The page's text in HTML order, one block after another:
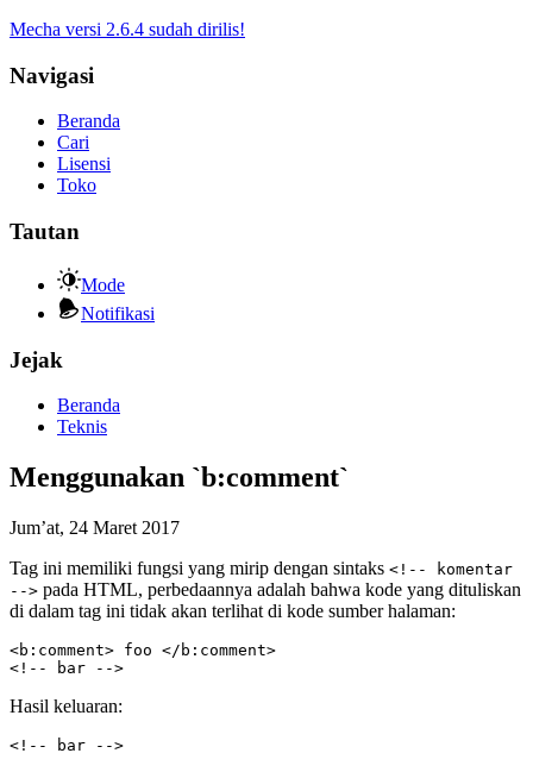
Mecha versi 2.6.4 sudah dirilis!
Navigasi
Beranda
Cari
Lisensi
Toko
Tautan
Mode
Notifikasi
Jejak
Beranda
Teknis
Menggunakan `b:comment`
Jum’at, 24 Maret 2017
Tag ini memiliki fungsi yang mirip dengan sintaks <!-- komentar
--> pada HTML, perbedaannya adalah bahwa kode yang dituliskan
di dalam tag ini tidak akan terlihat di kode sumber halaman:
<b:comment> foo </b:comment>
<!-- bar -->
Hasil keluaran:
<!-- bar -->